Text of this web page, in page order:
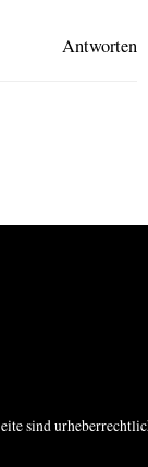
Antworten
sind